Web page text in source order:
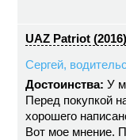
UAZ Patriot (2016)
Сергей,
Достоинства: У
Перед покупкой
хорошего
Вот мое мнение.